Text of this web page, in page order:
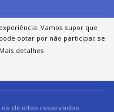
COM O JORNAL DCI
os direitos reservados
Vamos supor que
optar por não participar, se
Mais detalhes